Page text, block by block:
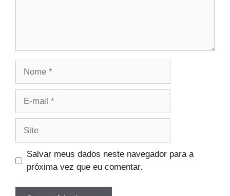
Salvar meus dados neste navegador para a
próxima vez que eu comentar.